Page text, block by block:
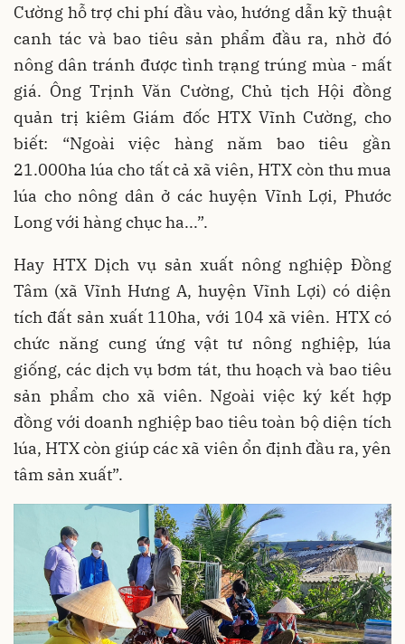
Cường hỗ trợ chi phí đầu vào, hướng dẫn kỹ thuật
canh tác và bao tiêu sản phẩm đầu ra, nhờ đó
nông dân tránh được tình trạng trúng mùa - mất
giá. Ông Trịnh Văn Cường, Chủ tịch Hội đồng
quản trị kiêm Giám đốc HTX Vĩnh Cường, cho
biết: “Ngoài việc hàng năm bao tiêu gần
21.000ha lúa cho tất cả xã viên, HTX còn thu mua
lúa cho nông dân ở các huyện Vĩnh Lợi, Phước
Long với hàng chục ha...”.
Hay HTX Dịch vụ sản xuất nông nghiệp Đồng
Tâm (xã Vĩnh Hưng A, huyện Vĩnh Lợi) có diện
tích đất sản xuất 110ha, với 104 xã viên. HTX có
chức năng cung ứng vật tư nông nghiệp, lúa
giống, các dịch vụ bơm tát, thu hoạch và bao tiêu
sản phẩm cho xã viên. Ngoài việc ký kết hợp
đồng với doanh nghiệp bao tiêu toàn bộ diện tích
lúa, HTX còn giúp các xã viên ổn định đầu ra, yên
tâm sản xuất”.